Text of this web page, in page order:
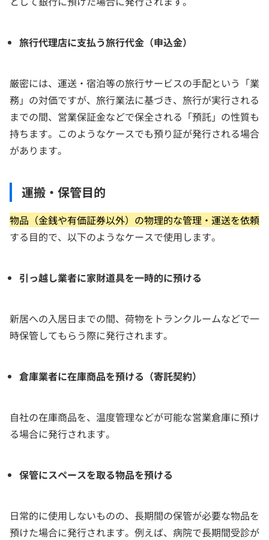
旅行代理店に支払う旅行代金（申込金）
厳密には、運送・宿泊等の旅行サービスの手配という「業
務」の対価ですが、旅行業法に基づき、旅行が実行される
までの間、営業保証金などで保全される「預託」の性質も
持ちます。このようなケースでも預り証が発行される場合
があります。
運搬・保管目的
物品（金銭や有価証券以外）の物理的な管理・運送を依頼
する目的で、以下のようなケースで使用します。
引っ越し業者に家財道具を一時的に預ける
新居への入居日までの間、荷物をトランクルームなどで一
時保管してもらう際に発行されます。
倉庫業者に在庫商品を預ける（寄託契約）
自社の在庫商品を、温度管理などが可能な営業倉庫に預け
る場合に発行されます。
保管にスペースを取る物品を預ける
日常的に使用しないものの、長期間の保管が必要な物品を
預けた場合に発行されます。例えば、病院で長期間受診が